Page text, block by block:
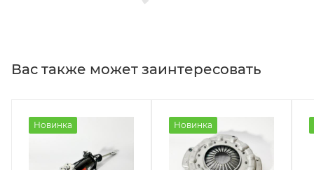
Вас также может заинтересовать
Новинка Новинка